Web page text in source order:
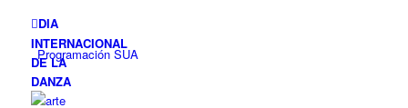
Programación SUA
DIA
INTERNACIONAL
DE LA
DANZA